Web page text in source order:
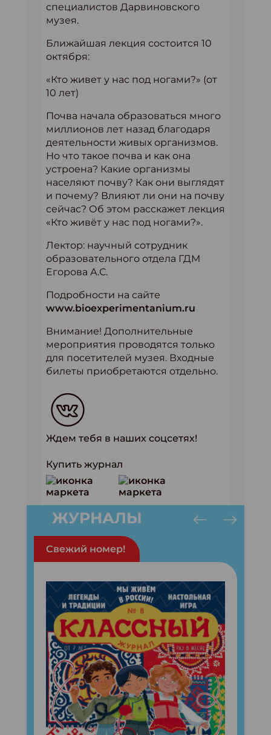
специалистов Дарвиновского
музея.
Ближайшая лекция состоится 10
октября:
«Кто живет у нас под ногами?» (от
10 лет)
Почва начала образоваться много
миллионов лет назад благодаря
деятельности живых организмов.
Но что такое почва и как она
устроена? Какие организмы
населяют почву? Как они выглядят
и почему? Влияют ли они на почву
сейчас? Об этом расскажет лекция
«Кто живёт у нас под ногами?».
Лектор: научный сотрудник
образовательного отдела ГДМ
Егорова А.С.
Подробности на сайте
www.bioexperimentanium.ru
Внимание! Дополнительные
мероприятия проводятся только
для посетителей музея. Входные
билеты приобретаются отдельно.
Ждем тебя в наших соцсетях!
Купить журнал
ЖУРНАЛЫ
Свежий номер!